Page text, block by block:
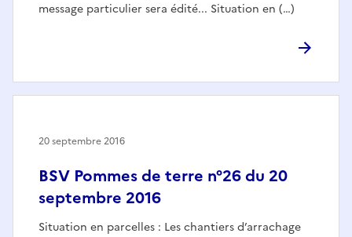
message particulier sera édité... Situation en (…)
BSV Pommes de terre n°26 du 20
septembre 2016
Situation en parcelles : Les chantiers d’arrachage
20 septembre 2016